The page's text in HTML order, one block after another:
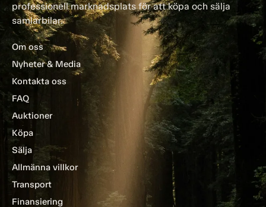
professionell marknadsplats för att köpa och sälja
samlarbilar.
Om oss
Nyheter & Media
Kontakta oss
FAQ
Auktioner
Köpa
Sälja
Allmänna villkor
Transport
Finansiering